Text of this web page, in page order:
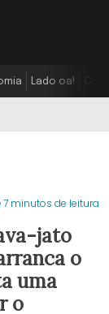
Lado oa!
7 minutos de leitura
jato
o
uma
o